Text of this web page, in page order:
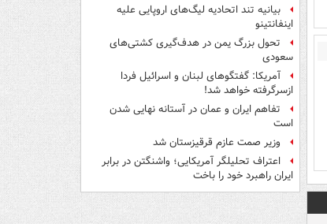
بیانیه تند اتحادیه لیگ‌های اروپایی علیه
اینفانتینو
تحول بزرگ یمن در هدف‌گیری کشتی‌های
سعودی
آمریکا: گفتگوهای لبنان و اسرائیل فردا
ازسرگرفته خواهد شد!
تفاهم ایران و عمان در آستانه نهایی شدن
است
وزیر صمت عازم قرقیزستان شد
اعتراف تحلیلگر آمریکایی؛ واشنگتن در برابر
ایران راهبرد خود را باخت